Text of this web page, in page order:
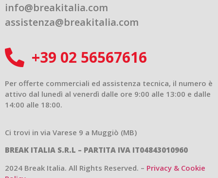
info@breakitalia.com
assistenza@breakitalia.com
+39 02 56567616
Per offerte commerciali ed assistenza tecnica, il numero è
attivo dal lunedì al venerdì dalle ore 9:00 alle 13:00 e dalle
14:00 alle 18:00.
Ci trovi in via Varese 9 a Muggiò (MB)
BREAK ITALIA S.R.L – PARTITA IVA IT04843010960
2024 Break Italia. All Rights Reserved. – Privacy & Cookie